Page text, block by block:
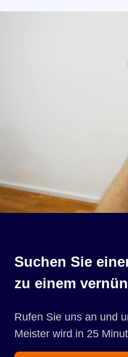
Suchen Sie
zu einem
Rufen Sie uns an und
Meister wird in 25